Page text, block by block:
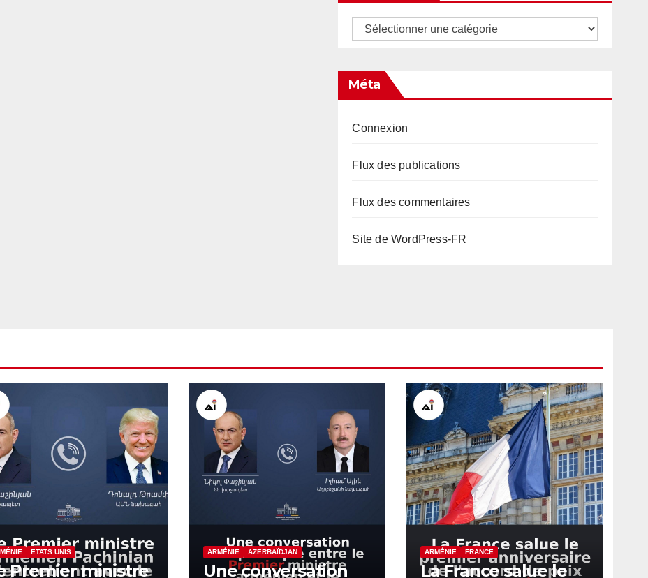
Catégories
Méta
Connexion
Flux des publications
Flux des commentaires
Site de WordPress-FR
ETATS UNIS
Premier ministre
ARMÉNIE AZERBAÏDJAN
Une conversation
ARMÉNIE FRANCE
La France salue le